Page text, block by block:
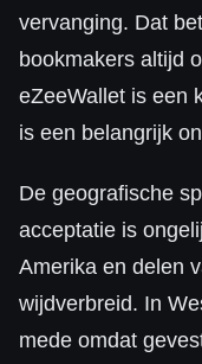
vervanging. Dat
bookmakers altijd
eZeeWallet is een
is een belangrijk
De geografische
acceptatie is
Amerika en delen
wijdverbreid. In
mede omdat